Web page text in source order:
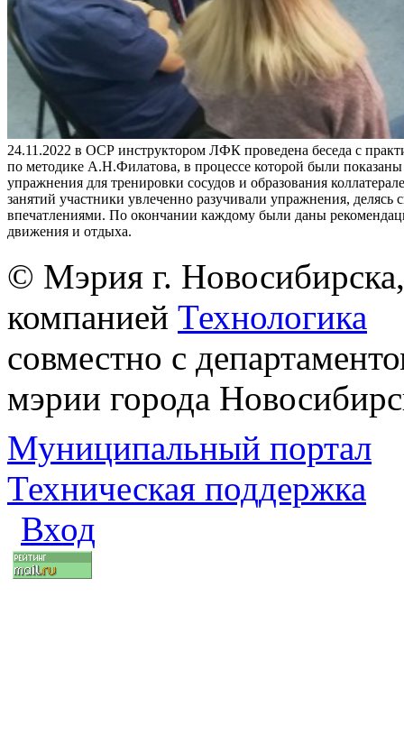
24.11.2022 в ОСР инструктором ЛФК проведена беседа с
по методике А.Н.Филатова, в процессе которой были
упражнения для тренировки сосудов и образования
занятий участники увлеченно разучивали упражнения, делясь
впечатлениями. По окончании каждому были даны
движения и отдыха.
© Мэрия г.
компанией Технологика
совместно с
мэрии города
Муниципальный портал
Техническая поддержка
Вход